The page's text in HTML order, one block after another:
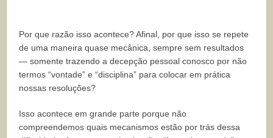
Por que razão isso acontece? Afinal, por que isso se repete
de uma maneira quase mecânica, sempre sem resultados
— somente trazendo a decepção pessoal conosco por não
termos “vontade” e “disciplina” para colocar em prática
nossas resoluções?
Isso acontece em grande parte porque não
compreendemos quais mecanismos estão por trás dessa